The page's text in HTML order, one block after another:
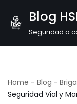
Saltar
Blog
Seguridad a
Home - Blog -
Seguridad Vial y